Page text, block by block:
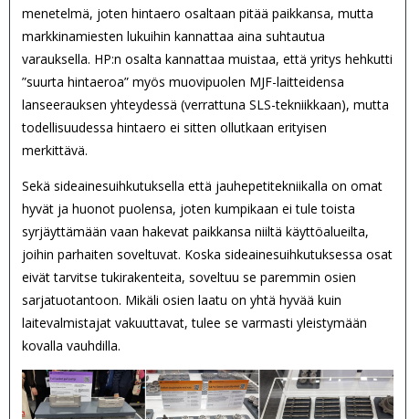
menetelmä, joten hintaero osaltaan pitää paikkansa, mutta
markkinamiesten lukuihin kannattaa aina suhtautua
varauksella. HP:n osalta kannattaa muistaa, että yritys hehkutti
”suurta hintaeroa” myös muovipuolen MJF-laitteidensa
lanseerauksen yhteydessä (verrattuna SLS-tekniikkaan), mutta
todellisuudessa hintaero ei sitten ollutkaan erityisen
merkittävä.
Sekä sideainesuihkutuksella että jauhepetitekniikalla on omat
hyvät ja huonot puolensa, joten kumpikaan ei tule toista
syrjäyttämään vaan hakevat paikkansa niiltä käyttöalueilta,
joihin parhaiten soveltuvat. Koska sideainesuihkutuksessa osat
eivät tarvitse tukirakenteita, soveltuu se paremmin osien
sarjatuotantoon. Mikäli osien laatu on yhtä hyvää kuin
laitevalmistajat vakuuttavat, tulee se varmasti yleistymään
kovalla vauhdilla.